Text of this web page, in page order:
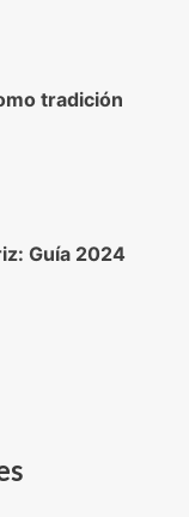
tradición
Guía 2024